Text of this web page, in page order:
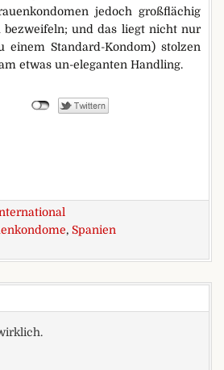
jedoch großflächig
bezweifeln; und das liegt nicht nur
einem Standard-Kondom) stolzen
etwas un-eleganten Handling.
, Spanien
fördert Frauenkondome